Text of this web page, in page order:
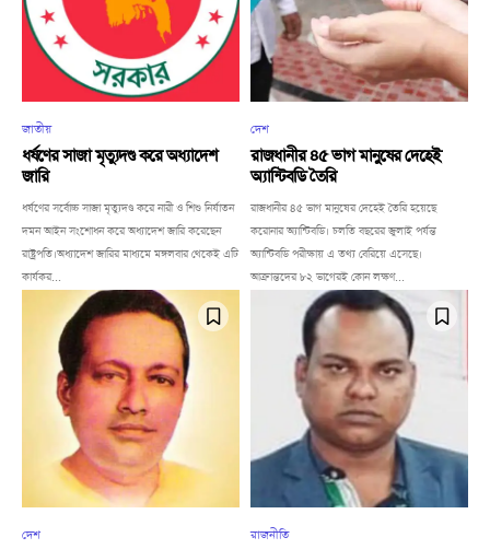
জাতীয়
ধর্ষণের সাজা মৃত্যুদণ্ড করে অধ্যাদেশ
জারি
ধর্ষণের সর্বোচ্চ সাজা মৃত্যুদণ্ড করে নারী ও শিশু নির্যাতন
দমন আইন সংশোধন করে অধ্যাদেশ জারি করেছেন
রাষ্ট্রপতি।অধ্যাদেশ জারির মাধ্যমে মঙ্গলবার থেকেই এটি
কার্যকর...
দেশ
রাজধানীর ৪৫ ভাগ মানুষের দেহেই
অ্যান্টিবডি তৈরি
রাজধানীর ৪৫ ভাগ মানুষের দেহেই তৈরি হয়েছে
করোনার অ্যান্টিবডি। চলতি বছরের জুলাই পর্যন্ত
অ্যান্টিবডি পরীক্ষায় এ তথ্য বেরিয়ে এসেছে।
আক্রান্তদের ৮২ ভাগেরই কোন লক্ষণ...
দেশ রাজনীতি